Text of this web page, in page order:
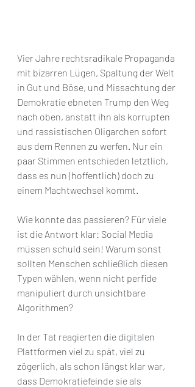
Vier Jahre rechtsradikale Propaganda
mit bizarren Lügen, Spaltung der Welt
in Gut und Böse, und Missachtung der
Demokratie ebneten Trump den Weg
nach oben, anstatt ihn als korrupten
und rassistischen Oligarchen sofort
aus dem Rennen zu werfen. Nur ein
paar Stimmen entschieden letztlich,
dass es nun (hoffentlich) doch zu
einem Machtwechsel kommt.
Wie konnte das passieren? Für viele
ist die Antwort klar: Social Media
müssen schuld sein! Warum sonst
sollten Menschen schließlich diesen
Typen wählen, wenn nicht perfide
manipuliert durch unsichtbare
Algorithmen?
In der Tat reagierten die digitalen
Plattformen viel zu spät, viel zu
zögerlich, als schon längst klar war,
dass Demokratiefeinde sie als